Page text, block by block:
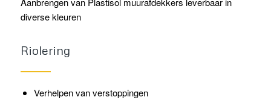
diverse kleuren
Riolering
Verhelpen van verstoppingen